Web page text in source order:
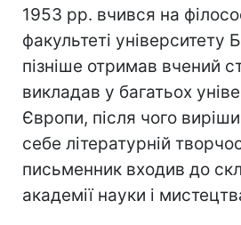
1953 рр. вчився на
факультеті університету
пізніше отримав вчений
викладав у багатьох
Європи, після чого
себе літературній
письменник входив до
академії науки і